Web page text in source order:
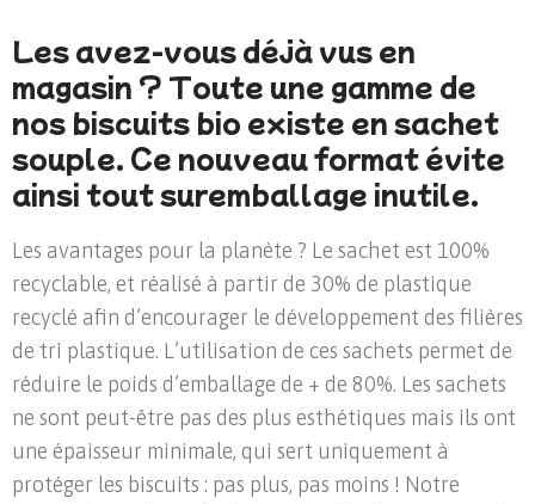
Les avez-vous déjà vus en
magasin ? Toute une gamme de
nos biscuits bio existe en sachet
souple. Ce nouveau format évite
ainsi tout suremballage inutile.
Les avantages pour la planète ? Le sachet est 100%
recyclable, et réalisé à partir de 30% de plastique
recyclé afin d’encourager le développement des filières
de tri plastique. L’utilisation de ces sachets permet de
réduire le poids d’emballage de + de 80%. Les sachets
ne sont peut-être pas des plus esthétiques mais ils ont
une épaisseur minimale, qui sert uniquement à
protéger les biscuits : pas plus, pas moins ! Notre